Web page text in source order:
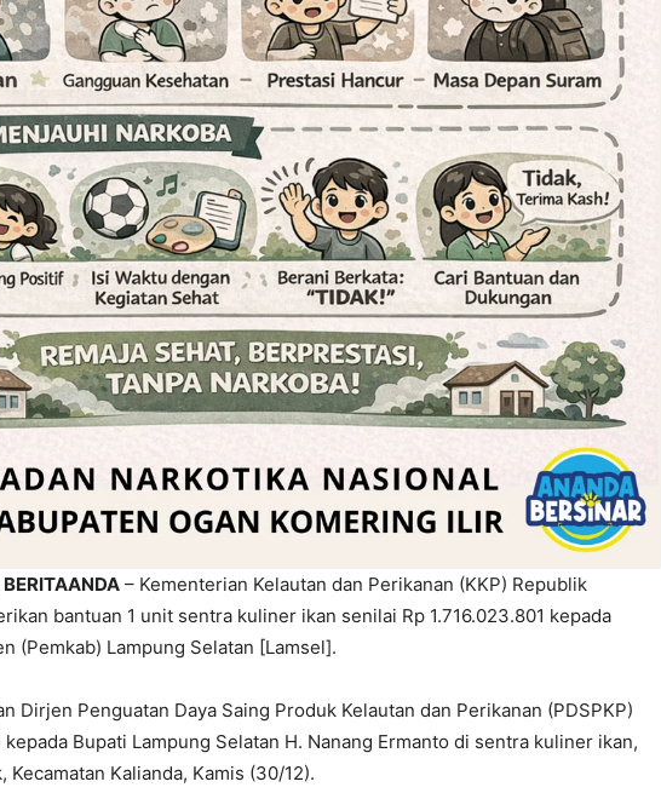
– Kementerian Kelautan dan Perikanan (KKP) Republik
bantuan 1 unit sentra kuliner ikan senilai Rp 1.716.023.801 kepada
(Pemkab) Lampung Selatan [Lamsel].
Dirjen Penguatan Daya Saing Produk Kelautan dan Perikanan (PDSPKP)
Bupati Lampung Selatan H. Nanang Ermanto di sentra kuliner ikan,
Kecamatan Kalianda, Kamis (30/12).